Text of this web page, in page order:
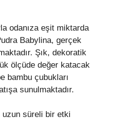
odanıza eşit miktarda
Babylina, gerçek
Şık, dekoratik
ölçüde değer katacak
bambu çubukları
sunulmaktadır.
uzun süreli bir etki